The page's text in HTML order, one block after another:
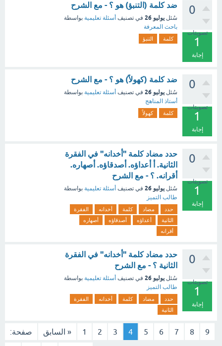
0
تصويتات
1
إجابة
ضد كلمة (التنبؤ) هو ؟ - مع الشرح
سُئل يوليو 26 في تصنيف أسئلة تعليمية بواسطة
باحث المعرفة
كلمة التنبؤ
0
تصويتات
1
إجابة
ضد كلمة (كهولاً) هو ؟ - مع الشرح
سُئل يوليو 26 في تصنيف أسئلة تعليمية بواسطة
أستاذ المناهج
كلمة كهولاً
0
تصويتات
1
إجابة
حدد مضاد كلمة "أخدانه" في الفقرة
الثانية. أ أعداؤه. أصدقاؤه. أصهاره.
أقرانه. ؟ - مع الشرح
سُئل يوليو 26 في تصنيف أسئلة تعليمية بواسطة
طالب التميز
حدد مضاد كلمة أخدانه
الفقرة
الثانية
أعداؤه أصدقاؤه
أصهاره
أقرانه
0
تصويتات
1
إجابة
حدد مضاد كلمة "أخدانه" في الفقرة
الثانية ؟ - مع الشرح
سُئل يوليو 26 في تصنيف أسئلة تعليمية بواسطة
طالب التميز
حدد مضاد كلمة أخدانه
الفقرة
الثانية
صفحة: « السابق 1 2 3 4 5 6 7 8 9